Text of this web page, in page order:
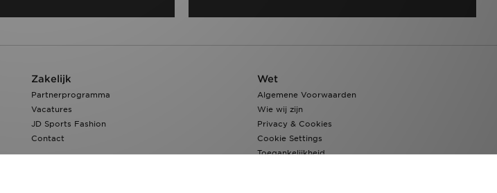
Zakelijk
Partnerprogramma
Vacatures
JD Sports Fashion
Contact
Wet
Algemene Voorwaarden
Wie wij zijn
Privacy & Cookies
Cookie Settings
Toegankelijkheid